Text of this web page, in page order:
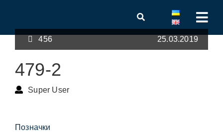
456 25.03.2019
479-2
Super User
Позначки